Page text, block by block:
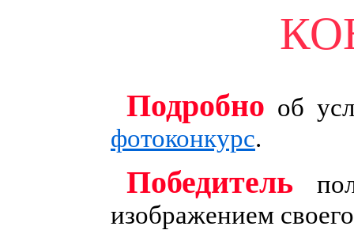
Подробно об
фотоконкурс.
Победитель
изображением